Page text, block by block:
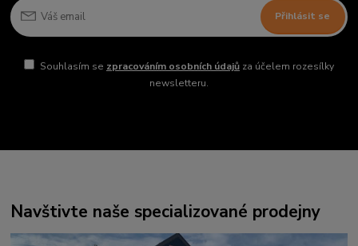
Přihlásit se
Souhlasím se zpracováním osobních údajůza účelem rozesílky
newsletteru.
Navštivte naše specializované prodejny